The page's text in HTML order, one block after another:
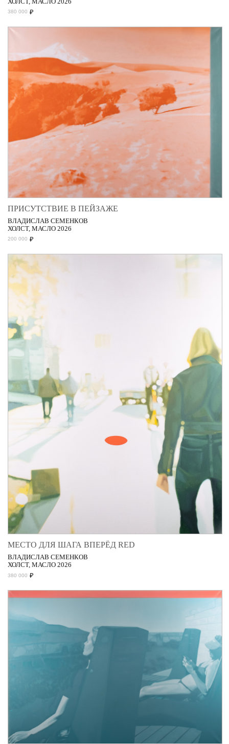
380 000 ₽
ПРИСУТСТВИЕ В ПЕЙЗАЖЕ
ВЛАДИСЛАВ СЕМЕНКОВ
ХОЛСТ, МАСЛО 2026
200 000 ₽
МЕСТО ДЛЯ ШАГА ВПЕРЁД RED
ВЛАДИСЛАВ СЕМЕНКОВ
ХОЛСТ, МАСЛО 2026
380 000 ₽